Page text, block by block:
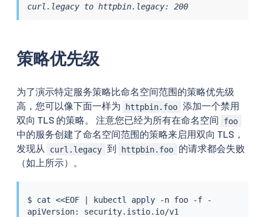
curl.legacy to httpbin.legacy: 200
策略优先级
为了演示特定服务策略比命名空间范围的策略优先级
高，您可以像下面一样为
httpbin.foo 添加一个禁用
双向 TLS 的策略。 注意您已经为所有在命名空间
foo
中的服务创建了命名空间范围的策略来启用双向 TLS，
发现从
curl.legacy 到 httpbin.foo
的请求都会失败
（如上所示）。
$ cat <<EOF kubectl
apply -n foo -f -
apiVersion: security.istio.io/v1